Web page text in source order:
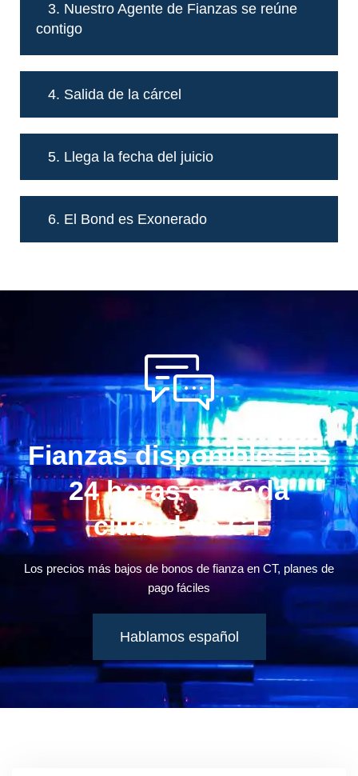
3. Nuestro Agente de Fianzas se reúne
contigo
4. Salida de la cárcel
5. Llega la fecha del juicio
6. El Bond es Exonerado
Fianzas disponibles las
24 horas en cada
ciudad de CT
Los precios más bajos de bonos de fianza en CT, planes de
pago fáciles
Hablamos español